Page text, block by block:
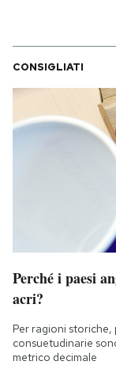
CONSIGLIATI
Perché i paesi
acri?
Per ragioni
consuetudinarie
metrico decimale